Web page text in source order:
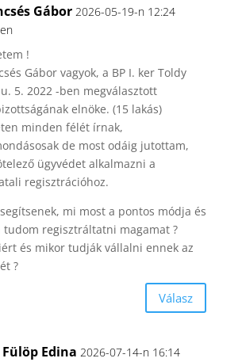
Gábor 2026-05-19-n 12:24
!
Gábor vagyok, a BP I. ker Toldy
5. 2022 -ben megválasztott
elnöke. (15 lakás)
minden félét írnak,
de most odáig jutottam,
ügyvédet alkalmazni a
regisztrációhoz.
mi most a pontos módja és
tudom regisztráltatni magamat ?
és mikor tudják vállalni ennek az
?
Válasz
Edina 2026-07-14-n 16:14